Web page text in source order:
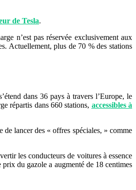
de Tesla.
n’est pas réservée exclusivement aux
Actuellement, plus de 70 % des stations
dans 36 pays à travers l’Europe, le
répartis dans 660 stations, accessibles à
lancer des « offres spéciales, » comme
les conducteurs de voitures à essence
du gazole a augmenté de 18 centimes